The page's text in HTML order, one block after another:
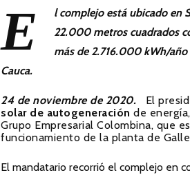
E
l complejo está ubicado en
22.000 metros cuadrados
más de 2.716.000 kWh/
Cauca.
24 de noviembre de 2020. El
solar de autogeneración de
Grupo Empresarial Colombina, que
funcionamiento de la planta de
El mandatario recorrió el complejo en